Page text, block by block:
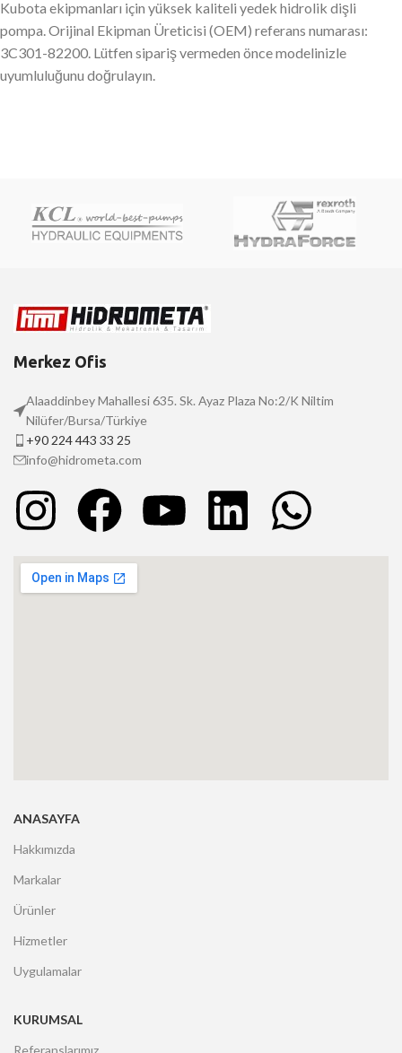
Kubota ekipmanları için yüksek kaliteli yedek hidrolik dişli
pompa. Orijinal Ekipman Üreticisi (OEM) referans numarası:
3C301-82200. Lütfen sipariş vermeden önce modelinizle
uyumluluğunu doğrulayın.
Merkez Ofis
Alaaddinbey Mahallesi 635. Sk. Ayaz Plaza No:2/K Niltim
Nilüfer/Bursa/Türkiye
+90 224 443 33 25
info@hidrometa.com
ANASAYFA
Hakkımızda
Markalar
Ürünler
Hizmetler
Uygulamalar
KURUMSAL
Referanslarımız